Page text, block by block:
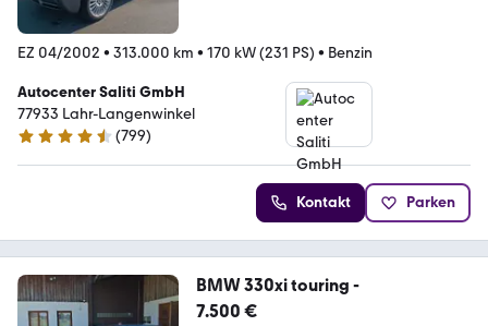
EZ 04/2002 • 313.000 km • 170 kW (231 PS) • Benzin
Autocenter Saliti GmbH
77933 Lahr-Langenwinkel
4.6 Sterne
(799)
Kontakt Parken
BMW 330xi touring -
7.500 €